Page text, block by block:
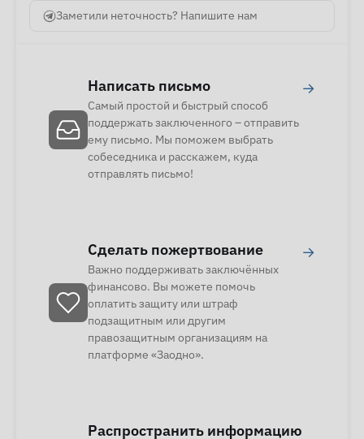
Заметили неточность? Напишите нам
Написать письмо
Самый простой и быстрый способ
поддержать заключенного – отправить
ему письмо. Мы поможем выбрать
собеседника и расскажем, куда
отправлять письмо!
→
Сделать пожертвование
Важно поддерживать заключённых
финансово. Вы можете помочь
оплатить защиту или штраф
подзащитным или другим
правозащитным организациям на
платформе «Заодно».
→
Распространить информацию